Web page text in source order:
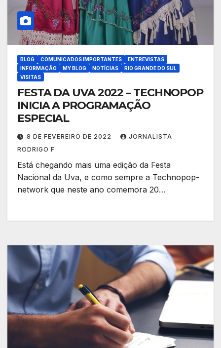
BLOG COMUNICADOS IMPORTANTES
ENTREVISTAS
INFORMAÇÃO
MY BLOG NOTÍCIAS
RIO GRANDE DO SUL
VISITAS
FESTA DA UVA 2022 – TECHNOPOP
INICIA A PROGRAMAÇÃO
ESPECIAL
8 DE FEVEREIRO DE 2022
JORNALISTA
RODRIGO F
Está chegando mais uma edição da Festa
Nacional da Uva, e como sempre a Technopop-
network que neste ano comemora 20…